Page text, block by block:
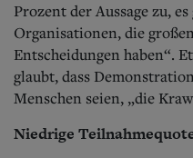
Prozent der Aussage zu, es
Organisationen, die
Entscheidungen haben“.
glaubt, dass
Menschen seien, „die
Niedrige